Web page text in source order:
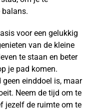
balans.
voor een gelukkig
van de kleine
te staan en beter
je pad komen.
einddoel is, maar
Neem de tijd om te
jezelf de ruimte om te